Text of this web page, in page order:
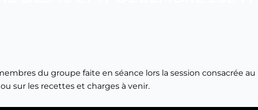
du groupe faite en séance lors la session consacrée
sur les recettes et charges à venir.